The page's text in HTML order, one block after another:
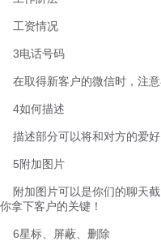
工资情况
3电话号码
在取得新客户的微信时，注意
4如何描述
描述部分可以将和对方的爱好
5附加图片
附加图片可以是你们的聊天截
你拿下客户的关键！
6星标、屏蔽、删除